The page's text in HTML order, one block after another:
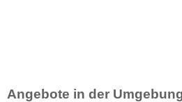
Angebote in der